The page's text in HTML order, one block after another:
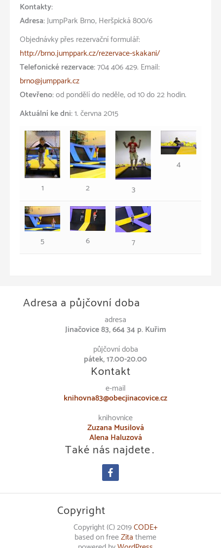
Kontakty:
Adresa:JumpPark Brno, Heršpická 800/6
Objednávky přes rezervační formulář:
http://brno.jumppark.cz/rezervace-skakani/
Telefonické rezervace:704 406 429. Email:
brno@jumppark.cz
Otevřeno:od pondělí do neděle, od 10 do 22 hodin.
Aktuální ke dni:1. června 2015
1 2 3
4
5 6 7
Adresa a půjčovní doba
adresa
Jinačovice 83, 664 34 p. Kuřim
půjčovní doba
pátek, 17.00-20.00
Kontakt
e-mail
knihovna83@obecjinacovice.cz
knihovnice
Zuzana Musilová
Alena Haluzová
Také nás najdete…
facebook
Copyright
Copyright (C) 2019CODE+
based on freeZitatheme